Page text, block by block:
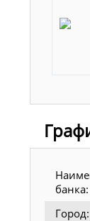
банка:
Город: